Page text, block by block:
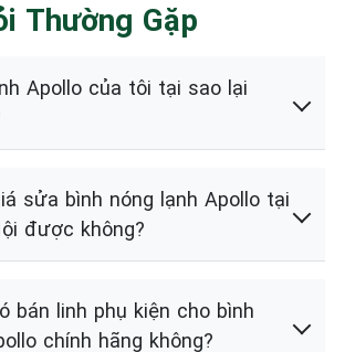
Thường Gặp
Apollo của tôi tại sao lại
sửa bình nóng lạnh Apollo tại
được không?
bán linh phụ kiện cho bình
chính hãng không?